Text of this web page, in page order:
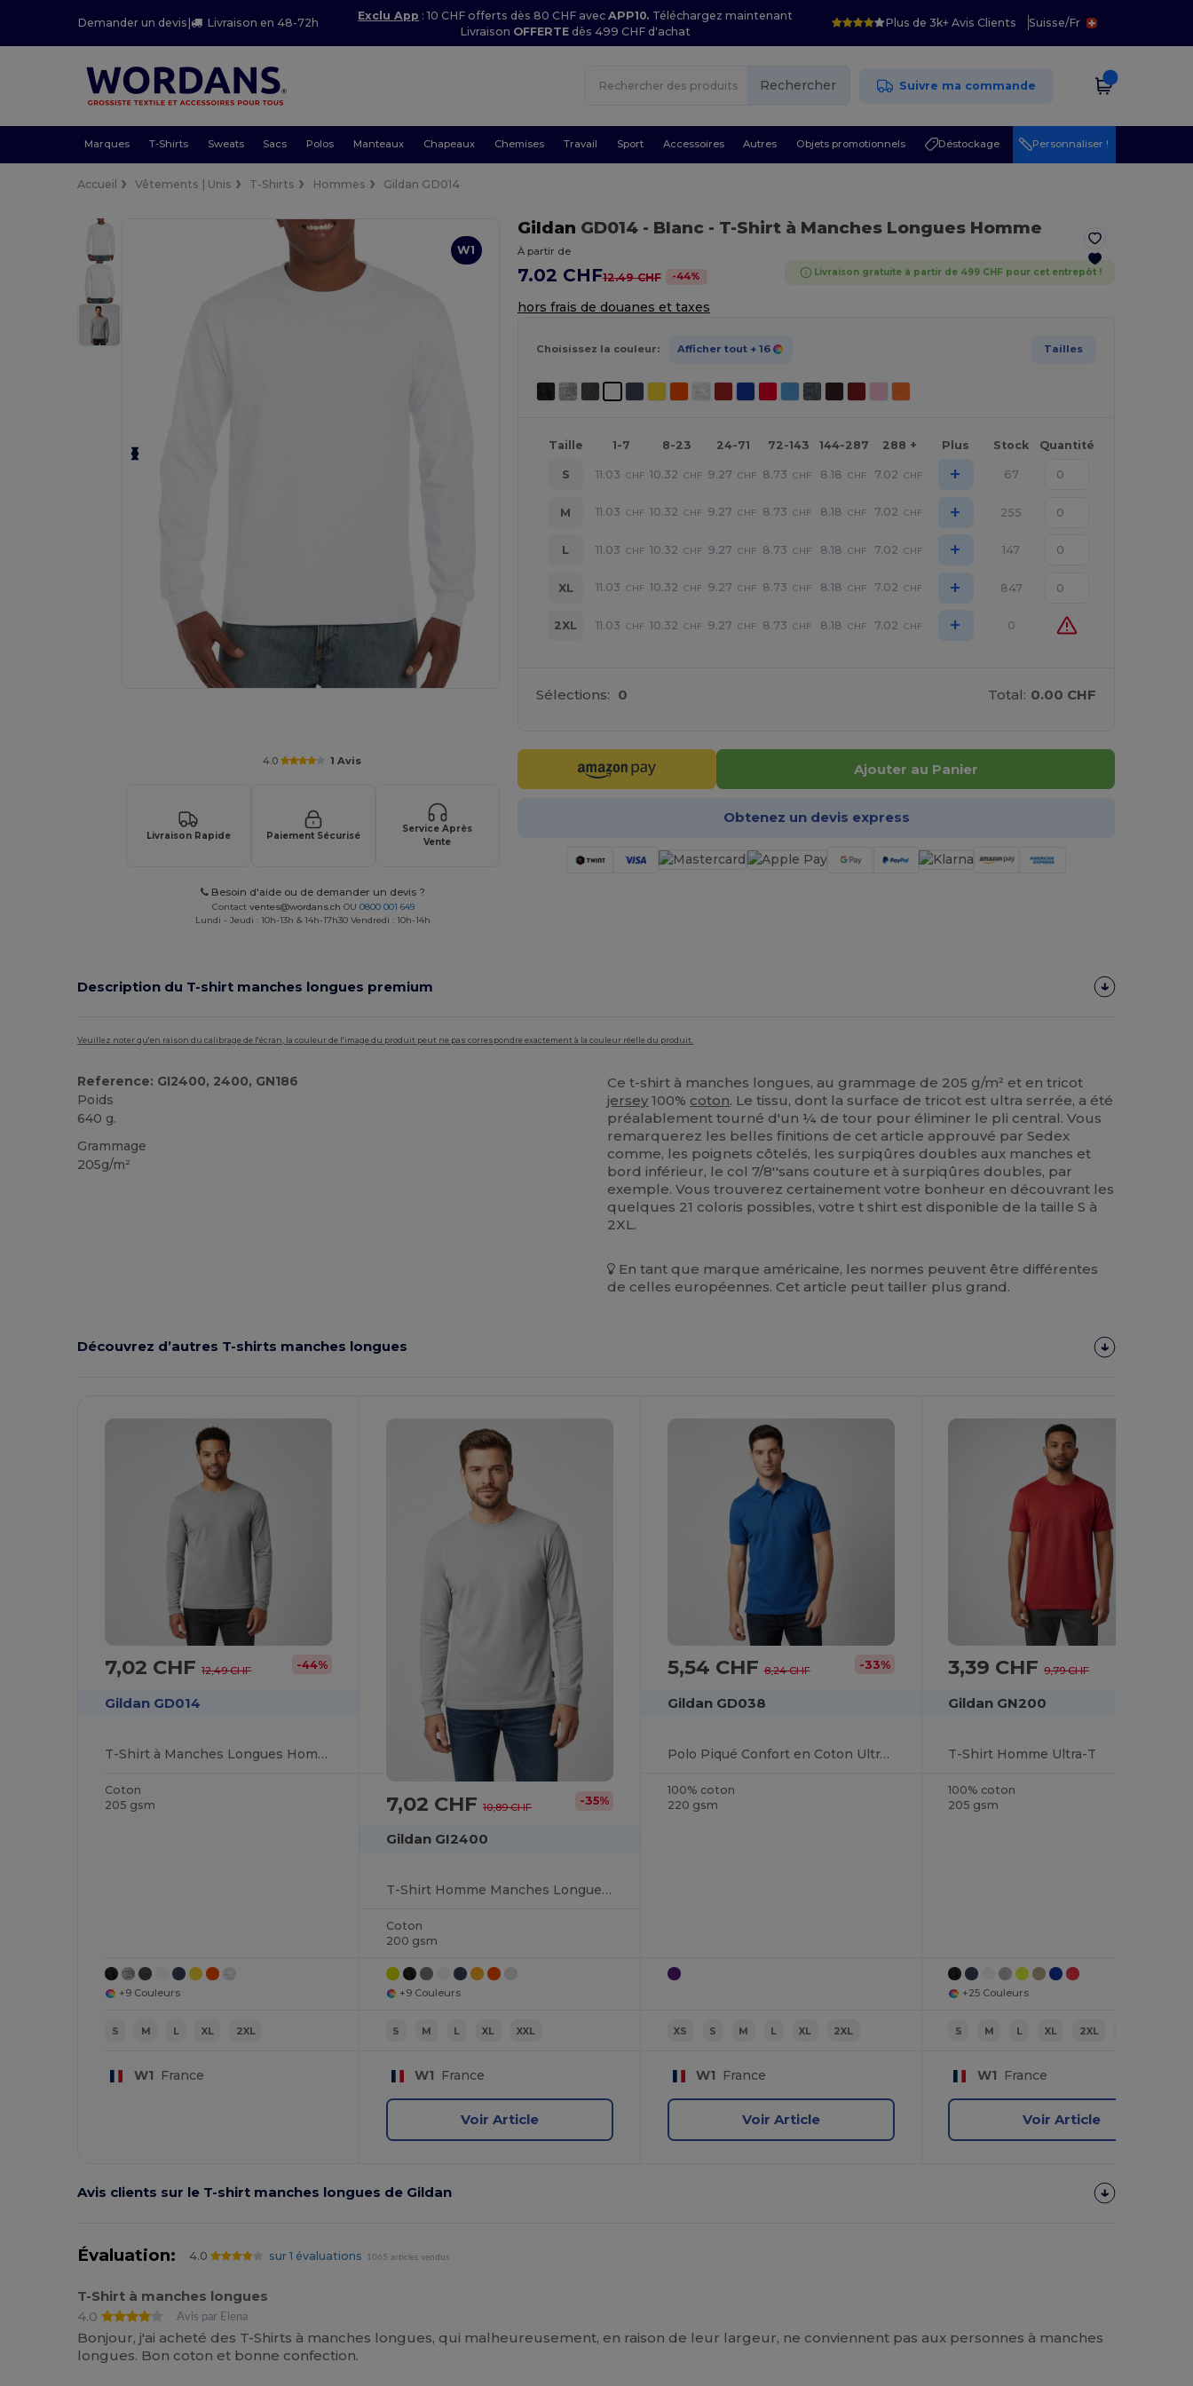
Demander un devis | Livraison en 48-72h
Exclu App : 10 CHF offerts dès 80 CHF avecAPP10. Téléchargez maintenant
Livraison OFFERTE dès 499 CHF d'achat
Plus de 3k+ Avis Clients Suisse/Fr
Rechercher Suivre ma commande
Marques T-Shirts Sweats Sacs Polos Manteaux Chapeaux Chemises Travail Sport Accessoires Autres Objets promotionnels Déstockage Personnaliser !
Accueil Vêtements | Unis T-Shirts Hommes Gildan GD014
W1
4.0 1 Avis
Livraison Rapide Paiement Sécurisé
Service Après
Vente
Besoin d'aide ou de demander un devis ?
Contact ventes@wordans.ch OU 0800 001 649
Lundi - Jeudi : 10h-13h & 14h-17h30 Vendredi : 10h-14h
Gildan GD014 - Blanc- T-Shirt à Manches Longues Homme
À partir de
7.02 CHF12.49 CHF -44% Livraison gratuite à partir de 499 CHF pour cet entrepôt !
hors frais de douanes et taxes
Choisissez la couleur: Afficher tout + 16 Tailles
Taille 1-7 8-23 24-71 72-143 144-287 288 + Plus Stock Quantité
S 11.03 CHF 10.32 CHF 9.27 CHF 8.73 CHF 8.18 CHF 7.02 CHF + 67
M 11.03 CHF 10.32 CHF 9.27 CHF 8.73 CHF 8.18 CHF 7.02 CHF + 255
L 11.03 CHF 10.32 CHF 9.27 CHF 8.73 CHF 8.18 CHF 7.02 CHF + 147
XL 11.03 CHF 10.32 CHF 9.27 CHF 8.73 CHF 8.18 CHF 7.02 CHF + 847
2XL 11.03 CHF 10.32 CHF 9.27 CHF 8.73 CHF 8.18 CHF 7.02 CHF + 0
Sélections: 0 Total: 0.00 CHF
Ajouter au Panier
Obtenez un devis express
Description du T-shirt manches longues premium
Veuillez noter qu'en raison du calibrage de l'écran, la couleur de l'image du produit peut ne pas correspondre exactement à la couleur réelle du produit.
Reference: GI2400, 2400, GN186
Poids
640 g.
Grammage
205g/m²
Ce t-shirt à manches longues, au grammage de 205 g/m² et en tricot
jersey 100% coton. Le tissu, dont la surface de tricot est ultra serrée, a été
préalablement tourné d'un ¼ de tour pour éliminer le pli central. Vous
remarquerez les belles finitions de cet article approuvé par Sedex
comme, les poignets côtelés, les surpiqûres doubles aux manches et
bord inférieur, le col 7/8''sans couture et à surpiqûres doubles, par
exemple. Vous trouverez certainement votre bonheur en découvrant les
quelques 21 coloris possibles, votre t shirt est disponible de la taille S à
2XL.
En tant que marque américaine, les normes peuvent être différentes
de celles européennes. Cet article peut tailler plus grand.
Découvrez d’autres T-shirts manches longues
7,02 CHF12,49 CHF -44%
Gildan GD014
T-Shirt à Manches Longues Homme
Coton
205 gsm
+9 Couleurs
S M L XL 2XL
W1 France
7,02 CHF 10,89 CHF -35%
Gildan GI2400
T-Shirt Homme Manches Longues 100% Coton
Coton
200 gsm
+9 Couleurs
S M L XL XXL
W1 France
Voir Article
5,54 CHF8,24 CHF -33%
Gildan GD038
Polo Piqué Confort en Coton Ultra Doux
100% coton
220 gsm
XS S M L XL 2XL
W1 France
Voir Article
3,39 CHF9,79 CHF
Gildan GN200
T-Shirt Homme Ultra-T
100% coton
205 gsm
+25 Couleurs
S M L XL 2XL
W1 France
Voir Article
Avis clients sur le T-shirt manches longues de Gildan
Évaluation: 4.0 sur 1 évaluations 1065 articles vendus
T-Shirt à manches longues
4.0
Avis par Elena
Bonjour, j'ai acheté des T-Shirts à manches longues, qui malheureusement, en raison de leur largeur, ne conviennent pas aux personnes à manches
longues. Bon coton et bonne confection.